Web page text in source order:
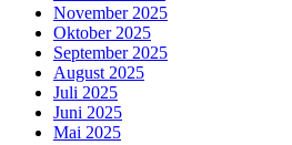
November 2025
Oktober 2025
September 2025
August 2025
Juli 2025
Juni 2025
Mai 2025